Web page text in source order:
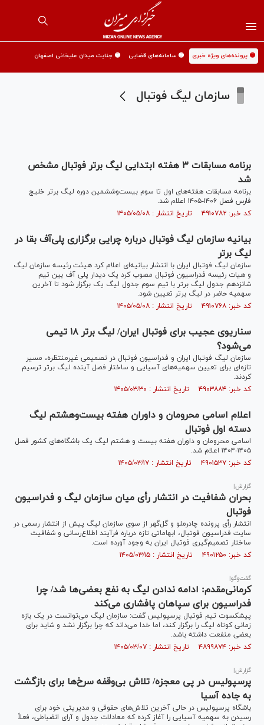
🟡 پرونده‌های ویژه خبری 🟡 سامانه‌های قضایی 🟡 جنایت میدان علیخانی اصفهان
سازمان لیگ فوتبال
برنامه مسابقات ۳ هفته ابتدایی لیگ برتر فوتبال مشخص
شد
برنامه مسابقات هفته‌های اول تا سوم بیست‌وششمین دوره لیگ برتر خلیج
فارس فصل ۱۴۰۶-۱۴۰۵ اعلام شد.
کد خبر: ۴۹۱۰۷۸۲ تاریخ انتشار : ۱۴۰۵/۰۵/۰۸
بیانیه سازمان لیگ فوتبال درباره چرایی برگزاری پلی‌آف بقا در
لیگ برتر
سازمان لیگ فوتبال ایران با انتشار بیانیه‌ای اعلام کرد هیئت رئیسه سازمان لیگ
و هیات رئیسه فدراسیون فوتبال مصوب کرد یک دیدار پلی آف بین تیم
شانزدهم جدول لیگ برتر با تیم سوم جدول لیگ یک برگزار شود تا آخرین
سهمیه حاضر در لیگ برتر تعیین شود.
کد خبر: ۴۹۱۰۷۶۸ تاریخ انتشار : ۱۴۰۵/۰۵/۰۸
سناریوی عجیب برای فوتبال ایران/ لیگ برتر ۱۸ تیمی
می‌شود؟
سازمان لیگ فوتبال ایران و فدراسیون فوتبال در تصمیمی غیرمنتظره، مسیر
تازه‌ای برای تعیین سهمیه‌های آسیایی و ساختار فصل آینده لیگ برتر ترسیم
کردند.
کد خبر: ۴۹۰۳۸۸۴ تاریخ انتشار : ۱۴۰۵/۰۳/۳۰
اعلام اسامی محرومان و داوران هفته بیست‌وهشتم لیگ
دسته اول فوتبال
اسامی محرومان و داوران هفته بیست و هشتم لیگ یک باشگاه‌های کشور فصل
۱۴۰۵-۱۴۰۴ اعلام شد.
کد خبر: ۴۹۰۱۵۳۷ تاریخ انتشار : ۱۴۰۵/۰۳/۱۷
گزارش|
بحران شفافیت در انتشار رأی میان سازمان لیگ و فدراسیون
فوتبال
انتشار رأی پرونده چادرملو و گل‌گهر از سوی سازمان لیگ پیش از انتشار رسمی در
سایت فدراسیون فوتبال، ابهاماتی تازه درباره فرآیند اطلاع‌رسانی و شفافیت
ساختار تصمیم‌گیری فوتبال ایران به وجود آورده است.
کد خبر: ۴۹۰۱۲۵۰ تاریخ انتشار : ۱۴۰۵/۰۳/۱۵
گفت‌وگو|
کرمانی‌مقدم: ادامه ندادن لیگ به نفع بعضی‌ها شد/ چرا
فدراسیون برای سپاهان پافشاری می‌کند
پیشکسوت تیم فوتبال پرسپولیس گفت: سازمان لیگ می‌توانست در یک بازه
زمانی کوتاه لیگ را برگزار کند، اما خدا می‌داند که چرا برگزار نشد و شاید برای
بعضی منفعت داشته باشد.
کد خبر: ۴۸۹۹۸۷۴ تاریخ انتشار : ۱۴۰۵/۰۳/۰۷
گزارش|
پرسپولیس در پی معجزه/ تلاش بی‌وقفه سرخ‌ها برای بازگشت
به جاده آسیا
باشگاه پرسپولیس در حالی آخرین تلاش‌های حقوقی و مدیریتی خود برای
رسیدن به سهمیه آسیایی را آغاز کرده که معادلات جدول و آرای انضباطی، فعلاً